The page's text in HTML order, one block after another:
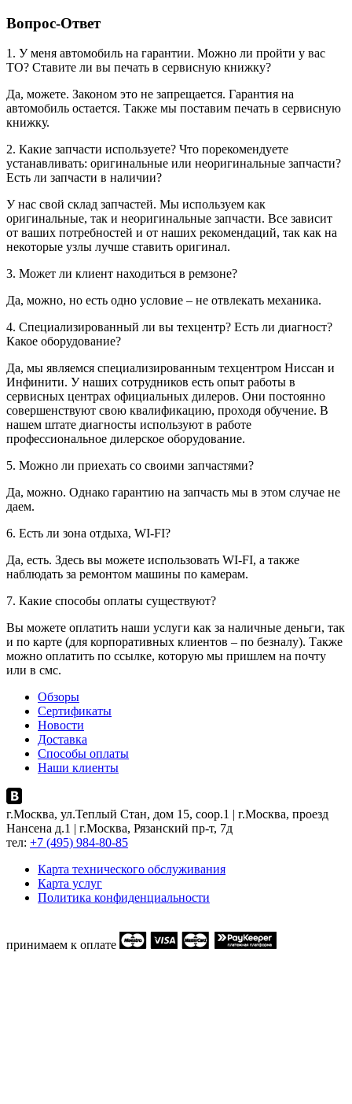
Вопрос-Ответ
1. У меня автомобиль на гарантии. Можно ли пройти у вас
ТО? Ставите ли вы печать в сервисную книжку?
Да, можете. Законом это не запрещается. Гарантия на
автомобиль остается. Также мы поставим печать в сервисную
книжку.
2. Какие запчасти используете? Что порекомендуете
устанавливать: оригинальные или неоригинальные запчасти?
Есть ли запчасти в наличии?
У нас свой склад запчастей. Мы используем как
оригинальные, так и неоригинальные запчасти. Все зависит
от ваших потребностей и от наших рекомендаций, так как на
некоторые узлы лучше ставить оригинал.
3. Может ли клиент находиться в ремзоне?
Да, можно, но есть одно условие – не отвлекать механика.
4. Специализированный ли вы техцентр? Есть ли диагност?
Какое оборудование?
Да, мы являемся специализированным техцентром Ниссан и
Инфинити. У наших сотрудников есть опыт работы в
сервисных центрах официальных дилеров. Они постоянно
совершенствуют свою квалификацию, проходя обучение. В
нашем штате диагносты используют в работе
профессиональное дилерское оборудование.
5. Можно ли приехать со своими запчастями?
Да, можно. Однако гарантию на запчасть мы в этом случае не
даем.
6. Есть ли зона отдыха, WI-FI?
Да, есть. Здесь вы можете использовать WI-FI, а также
наблюдать за ремонтом машины по камерам.
7. Какие способы оплаты существуют?
Вы можете оплатить наши услуги как за наличные деньги, так
и по карте (для корпоративных клиентов – по безналу). Также
можно оплатить по ссылке, которую мы пришлем на почту
или в смс.
Обзоры
Сертификаты
Новости
Доставка
Способы оплаты
Наши клиенты
г.Москва, ул.Теплый Стан, дом 15, соор.1 | г.Москва, проезд
Нансена д.1 | г.Москва, Рязанский пр-т, 7д
тел: +7 (495) 984-80-85
Карта технического обслуживания
Карта услуг
Политика конфиденциальности
принимаем к оплате